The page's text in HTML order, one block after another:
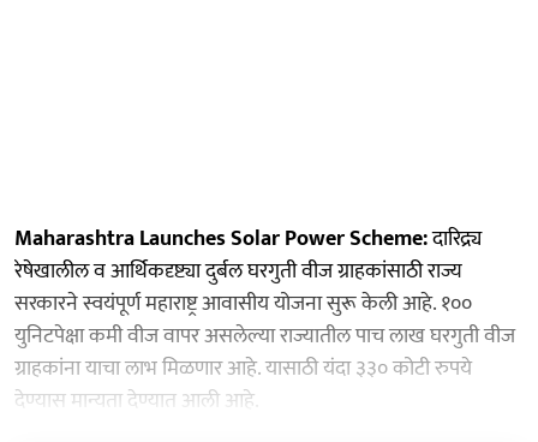
Maharashtra Launches Solar Power Scheme:दारिद्र्य
रेषेखालील व आर्थिकदृष्ट्या दुर्बल घरगुती वीज ग्राहकांसाठी राज्य
सरकारने स्वयंपूर्ण महाराष्ट्र आवासीय योजना सुरू केली आहे. १००
युनिटपेक्षा कमी वीज वापर असलेल्या राज्यातील पाच लाख घरगुती वीज
ग्राहकांना याचा लाभ मिळणार आहे. यासाठी यंदा ३३० कोटी रुपये
देण्यास मान्यता देण्यात आली आहे.